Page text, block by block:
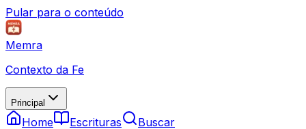
Pular para o conteúdo
Memra
Contexto da Fe
Principal
Home Escrituras Buscar